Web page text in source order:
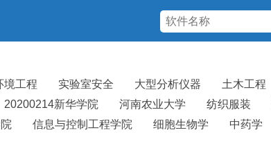
境工程 实验室安全 大型分析仪器 土木工程
20200214新华学院 河南农业大学 纺织服装
信息与控制工程学院 细胞生物学 中药学